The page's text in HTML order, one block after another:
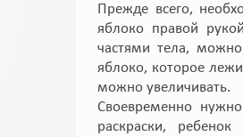
Прежде всего,
яблоко правой
частями тела,
яблоко, которое
можно увеличивать.
Своевременно
раскраски,